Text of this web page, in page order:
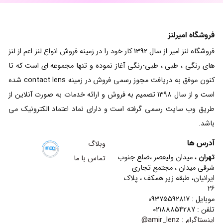
فروشگاه امیرلنز
فروشگاه لنز امیر از سال 1392 کار خود را در زمینه فروش انواع لنز اعم از لنز
های رنگی ، طبی ، طبی-رنگی آغاز نموده و تنها مجموعه ای است که تا
کنون موفق به دریافت مجوز رسمی فروش در زمینه contact lens شده
است و از سال 1398 تصمیم به فروش و ارائه خدمات به صورت آنلاین از
طریق وب سایت رسمی گرفته است و دارای نماد اعتماد الکترونیک می
باشد.
آدرس ها
تهران ، میدان ولیعصر ،ضلع جنوب
شرقی میدان ، مجتمع تجاری
ایرانیان، طبقه زیر همکف ، پلاک
26
موبایل : 09375592817
تلفن : 02188854287
اینستاگرام : amir_lenz@
وبلاگ
تماس با ما